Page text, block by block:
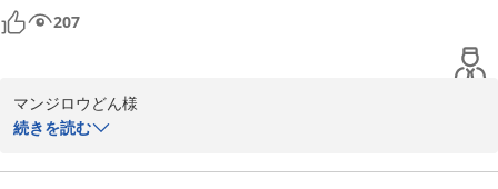
207
マンジロウどん様
した。また、貴重なご意見をお寄せくださり、誠にありがとうござ
続きを読む